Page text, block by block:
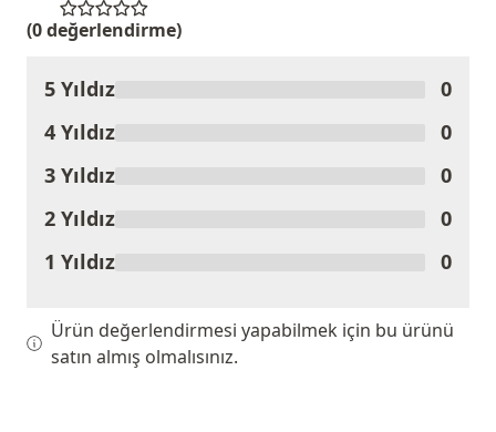
(0 değerlendirme)
Ürünü Değerlendir
5 Yıldız
0
4 Yıldız
0
3 Yıldız
0
2 Yıldız
0
1 Yıldız
0
Ürün değerlendirmesi yapabilmek için bu ürünü
satın almış olmalısınız.